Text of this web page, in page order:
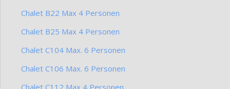
Chalet B22 Max 4 Personen
Chalet B25 Max 4 Personen
Chalet C104 Max. 6 Personen
Chalet C106 Max. 6 Personen
Chalet C112 Max 4 Personen